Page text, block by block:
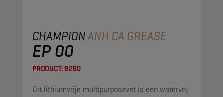
CHAMPIONANH CA GREASE
EP 00
PRODUCT:9280
Dit lithiumvrije multipurposevet is een watervrij